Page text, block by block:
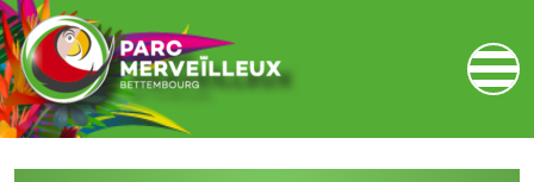
zum Inhalt